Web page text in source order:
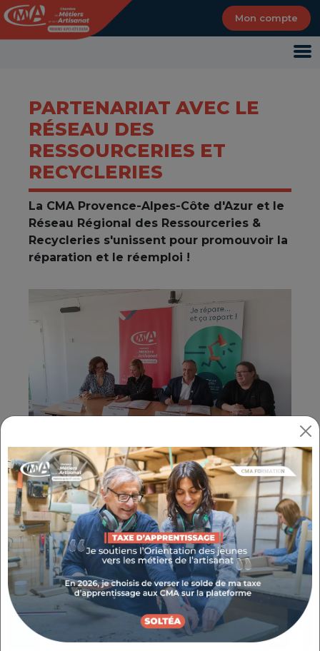
Mon compte
PARTENARIAT AVEC LE
RÉSEAU DES
RESSOURCERIES ET
RECYCLERIES
La CMA Provence-Alpes-Côte d'Azur et le
Réseau Régional des Ressourceries &
Recycleries s'unissent pour promouvoir la
réparation et le réemploi !
Mardi 19 mars,Yannick MAZETTE
, Président
de la CMA Provence-Alpes-Côte d'Azur et
Margot GIRARD, Membre du Conseil
d'administration du Réseau Régional des
Ressourceries & Recycleries provence-Alpes-
Côte d'Azur, en présence deYves LE
TRIONNAIRE, Directeur Régional de l'ADEME
Provence-Alpes-Côte d'Azur et
Anne
CLAUDIUS-PETIT, Présidente de la
Panneau de gestion des cookies